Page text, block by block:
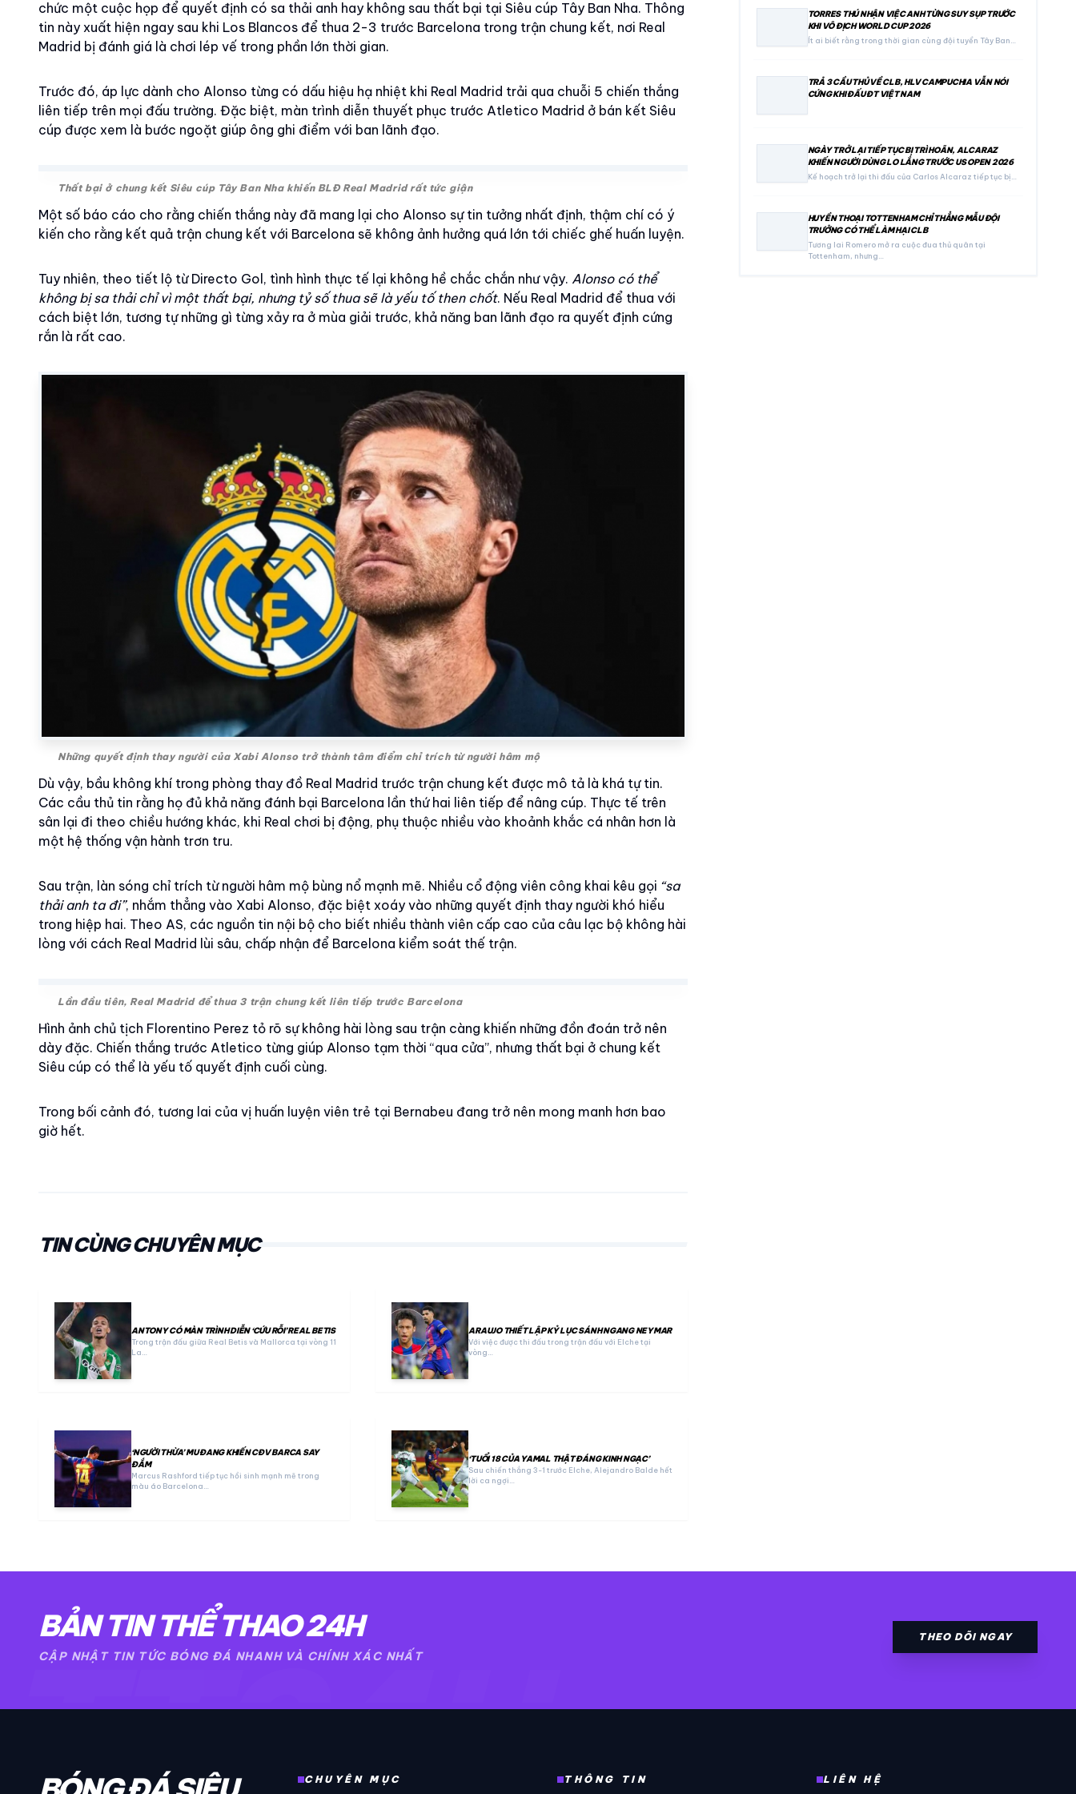
chức một cuộc họp để quyết định có sa thải anh hay không sau thất bại tại Siêu cúp Tây Ban Nha. Thông
tin này xuất hiện ngay sau khi Los Blancos để thua 2-3 trước Barcelona trong trận chung kết, nơi Real
Madrid bị đánh giá là chơi lép vế trong phần lớn thời gian.
Trước đó, áp lực dành cho Alonso từng có dấu hiệu hạ nhiệt khi Real Madrid trải qua chuỗi 5 chiến thắng
liên tiếp trên mọi đấu trường. Đặc biệt, màn trình diễn thuyết phục trước Atletico Madrid ở bán kết Siêu
cúp được xem là bước ngoặt giúp ông ghi điểm với ban lãnh đạo.
Thất bại ở chung kết Siêu cúp Tây Ban Nha khiến BLĐ Real Madrid rất tức giận
Một số báo cáo cho rằng chiến thắng này đã mang lại cho Alonso sự tin tưởng nhất định, thậm chí có ý
kiến cho rằng kết quả trận chung kết với Barcelona sẽ không ảnh hưởng quá lớn tới chiếc ghế huấn luyện.
Tuy nhiên, theo tiết lộ từ Directo Gol, tình hình thực tế lại không hề chắc chắn như vậy. Alonso có thể
không bị sa thải chỉ vì một thất bại, nhưng tỷ số thua sẽ là yếu tố then chốt. Nếu Real Madrid để thua với
cách biệt lớn, tương tự những gì từng xảy ra ở mùa giải trước, khả năng ban lãnh đạo ra quyết định cứng
rắn là rất cao.
Những quyết định thay người của Xabi Alonso trở thành tâm điểm chỉ trích từ người hâm mộ
Dù vậy, bầu không khí trong phòng thay đồ Real Madrid trước trận chung kết được mô tả là khá tự tin.
Các cầu thủ tin rằng họ đủ khả năng đánh bại Barcelona lần thứ hai liên tiếp để nâng cúp. Thực tế trên
sân lại đi theo chiều hướng khác, khi Real chơi bị động, phụ thuộc nhiều vào khoảnh khắc cá nhân hơn là
một hệ thống vận hành trơn tru.
Sau trận, làn sóng chỉ trích từ người hâm mộ bùng nổ mạnh mẽ. Nhiều cổ động viên công khai kêu gọi “sa
thải anh ta đi”, nhắm thẳng vào Xabi Alonso, đặc biệt xoáy vào những quyết định thay người khó hiểu
trong hiệp hai. Theo AS, các nguồn tin nội bộ cho biết nhiều thành viên cấp cao của câu lạc bộ không hài
lòng với cách Real Madrid lùi sâu, chấp nhận để Barcelona kiểm soát thế trận.
Lần đầu tiên, Real Madrid để thua 3 trận chung kết liên tiếp trước Barcelona
Hình ảnh chủ tịch Florentino Perez tỏ rõ sự không hài lòng sau trận càng khiến những đồn đoán trở nên
dày đặc. Chiến thắng trước Atletico từng giúp Alonso tạm thời “qua cửa”, nhưng thất bại ở chung kết
Siêu cúp có thể là yếu tố quyết định cuối cùng.
Trong bối cảnh đó, tương lai của vị huấn luyện viên trẻ tại Bernabeu đang trở nên mong manh hơn bao
giờ hết.
TIN CÙNG CHUYÊN MỤC
ANTONY CÓ MÀN TRÌNH DIỄN ‘CỨU RỖI’ REAL BETIS
Trong trận đấu giữa Real Betis và Mallorca tại vòng 11
La…
ARAUJO THIẾT LẬP KỶ LỤC SÁNH NGANG NEYMAR
Với việc được thi đấu trong trận đấu với Elche tại
vòng…
‘NGƯỜI THỪA’ MU ĐANG KHIẾN CĐV BARCA SAY
ĐẮM
Marcus Rashford tiếp tục hồi sinh mạnh mẽ trong
màu áo Barcelona…
‘TUỔI 18 CỦA YAMAL THẬT ĐÁNG KINH NGẠC’
Sau chiến thắng 3-1 trước Elche, Alejandro Balde hết
lời ca ngợi…
TORRES THÚ NHẬN VIỆC ANH TỪNG SUY SỤP TRƯỚC
KHI VÔ ĐỊCH WORLD CUP 2026
Ít ai biết rằng trong thời gian cùng đội tuyển Tây Ban…
TRẢ 3 CẦU THỦ VỀ CLB, HLV CAMPUCHIA VẪN NÓI
CỨNG KHI ĐẤU ĐT VIỆT NAM
NGÀY TRỞ LẠI TIẾP TỤC BỊ TRÌ HOÃN, ALCARAZ
KHIẾN NGƯỜI DÙNG LO LẮNG TRƯỚC US OPEN 2026
Kế hoạch trở lại thi đấu của Carlos Alcaraz tiếp tục bị…
HUYỀN THOẠI TOTTENHAM CHỈ THẲNG MẪU ĐỘI
TRƯỞNG CÓ THỂ LÀM HẠI CLB
Tương lai Romero mở ra cuộc đua thủ quân tại
Tottenham, nhưng…
TT24H
BẢN TIN THỂ THAO 24H
CẬP NHẬT TIN TỨC BÓNG ĐÁ NHANH VÀ CHÍNH XÁC NHẤT
THEO DÕI NGAY
CHUYÊN MỤC THÔNG TIN LIÊN HỆ